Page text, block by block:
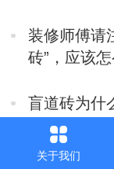
装修师傅请
砖”，应该
盲道砖为什
盲道砖为
关于我们